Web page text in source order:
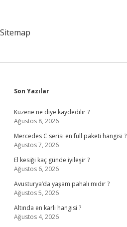
Sitemap
Sidebar
Son Yazılar
Kuzene ne diye kaydedilir ?
Ağustos 8, 2026
Mercedes C serisi en full paketi hangisi ?
Ağustos 7, 2026
El kesiği kaç günde iyileşir ?
Ağustos 6, 2026
Avusturya’da yaşam pahalı mıdır ?
Ağustos 5, 2026
Altında en karlı hangisi ?
Ağustos 4, 2026